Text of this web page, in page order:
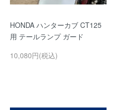
HONDA ハンターカブ CT125
用 テールランプ ガード
10,080円(税込)